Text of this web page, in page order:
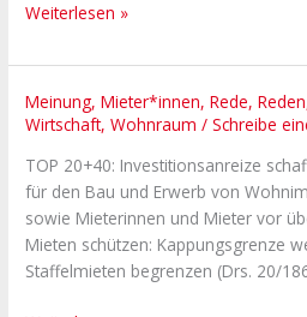
Weiterlesen »
Meinung,Mieter*innen,Rede,Reden
Wirtschaft,Wohnraum /Schreibe
TOP 20+40: Investitionsanreize
für den Bau und Erwerb von
sowie Mieterinnen und Mieter vor
Mieten schützen: Kappungsgrenze
Staffelmieten begrenzen (Drs. 20/
Ohne
Markteingriffe
hätte
es
Erfolgsgeschichte
des